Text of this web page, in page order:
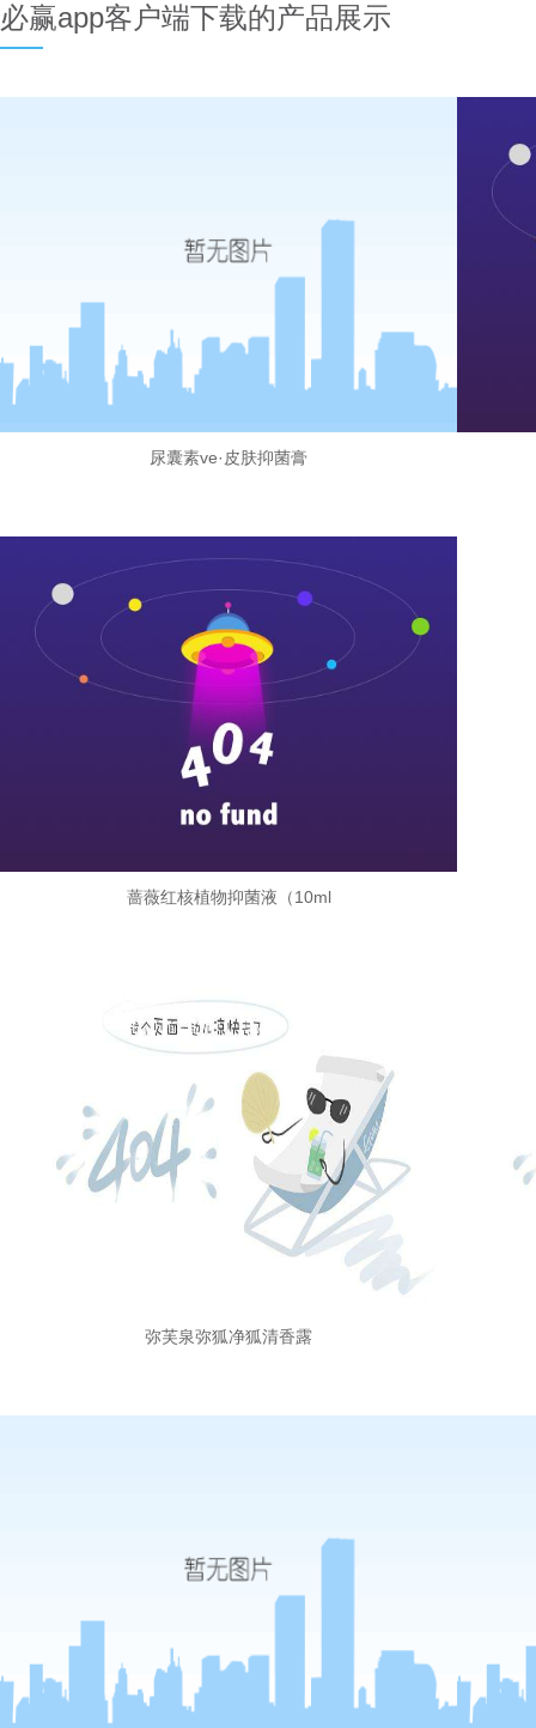
必赢app客户端下载的产品展示
尿囊素ve·皮肤抑菌膏
蔷薇红核植物抑菌液（10ml
弥芙泉弥狐净狐清香露